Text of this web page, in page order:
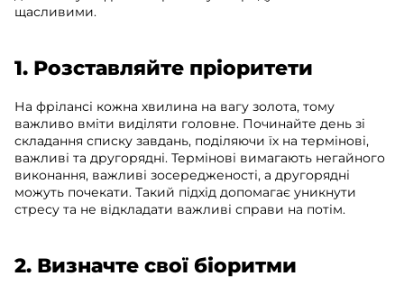
щасливими.
1. Розставляйте пріоритети
На фрілансі кожна хвилина на вагу золота, тому
важливо вміти виділяти головне. Починайте день зі
складання списку завдань, поділяючи їх на термінові,
важливі та другорядні. Термінові вимагають негайного
виконання, важливі зосередженості, а другорядні
можуть почекати. Такий підхід допомагає уникнути
стресу та не відкладати важливі справи на потім.
2. Визначте свої біоритми